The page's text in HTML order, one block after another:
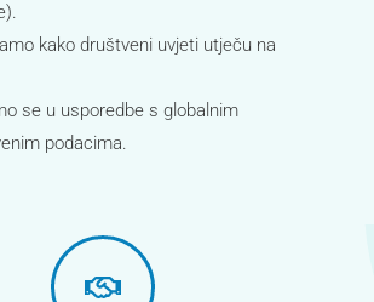
kako društveni uvjeti utječu na
se u usporedbe s globalnim
podacima.